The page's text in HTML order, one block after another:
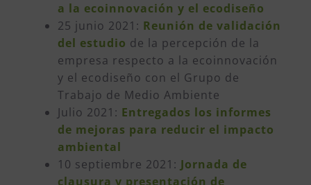
a la ecoinnovación y el ecodiseño
25 junio 2021: Reunión de validación
del estudio de la percepción de la
empresa respecto a la ecoinnovación
y el ecodiseño con el Grupo de
Trabajo de Medio Ambiente
Julio 2021: Entregados los informes
de mejoras para reducir el impacto
ambiental
10 septiembre 2021: Jornada de
clausura y presentación de